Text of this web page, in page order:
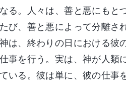
る。人々は、善と悪にも
び、善と悪によって分離
は、終わりの日における
事を行う。実は、神が人
いる。彼は単に、彼の仕